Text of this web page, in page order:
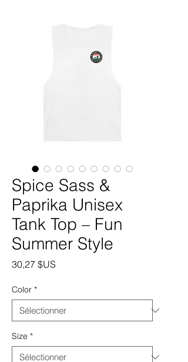
Spice Sass &
Paprika Unisex
Tank Top – Fun
Summer Style
30,27 $US
Color *
Size *